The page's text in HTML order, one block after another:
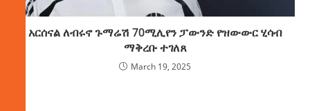
አርሰናል ለብሩኖ ጉማሬሽ 70ሚሊየን ፓውንድ የዝውውር ሂሳብ
ማቅረቡ ተገለጸ
March 19, 2025